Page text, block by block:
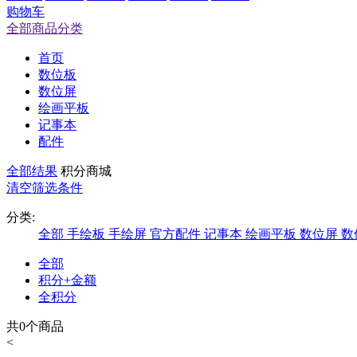
购物车
全部商品分类
首页
数位板
数位屏
绘画平板
记事本
配件
全部结果 积分商城
清空筛选条件
分类:
全部 手绘板 手绘屏 官方配件 记事本 绘画平板 数位屏 数
全部
积分+金额
全积分
共0个商品
<